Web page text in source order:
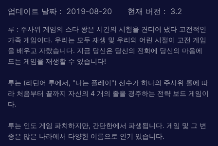
업데이트 날짜 : 2019-08-20 현재 버전 : 3.2
루 : 주사위 게임의 스타 왕은 시간의 시험을 견디어 냈다 고전적인
가족 게임이다. 우리는 모두 재생 및 우리의 어린 시절이 고전 게임
을 배우고 자랐습니다. 지금 당신은 당신의 전화에 당신의 마음에
드는 게임을 재생할 수 있습니다!
루는 (라틴어 루에서, "나는 플레이") 선수가 하나의 주사위 롤에 따
라 처음부터 끝까지 자신의 4 개의 졸을 경주하는 전략 보드 게임이
다.
루는 인도 게임 파치하지만, 간단한에서 파생됩니다. 게임 및 그 변
종은 많은 나라에서 다양한 이름으로 인기 있습니다.